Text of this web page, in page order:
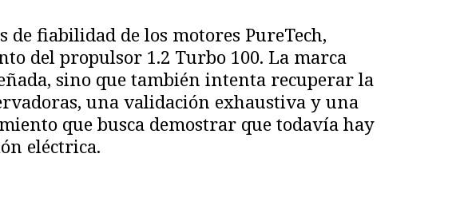
fiabilidad de los motores PureTech,
del propulsor 1.2 Turbo 100. La marca
sino que también intenta recuperar la
una validación exhaustiva y una
que busca demostrar que todavía hay
eléctrica.